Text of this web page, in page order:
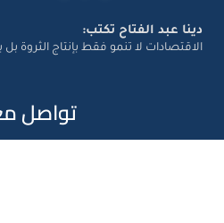
دينا عبد الفتاح تكتب:
الاقتصادات لا تنمو فقط بإنتاج الثروة بل
تواصل